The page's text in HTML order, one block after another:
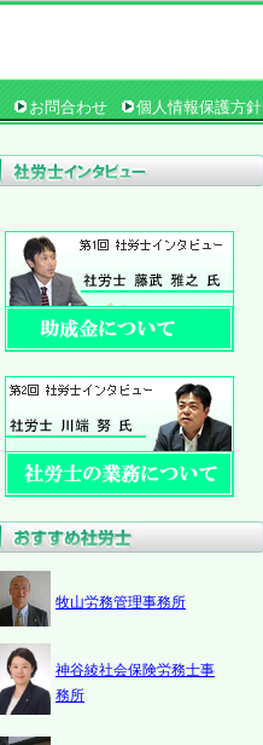
お問合わせ 個人情報保護方針
牧山労務管理事務所
神谷綾社会保険労務士事
務所